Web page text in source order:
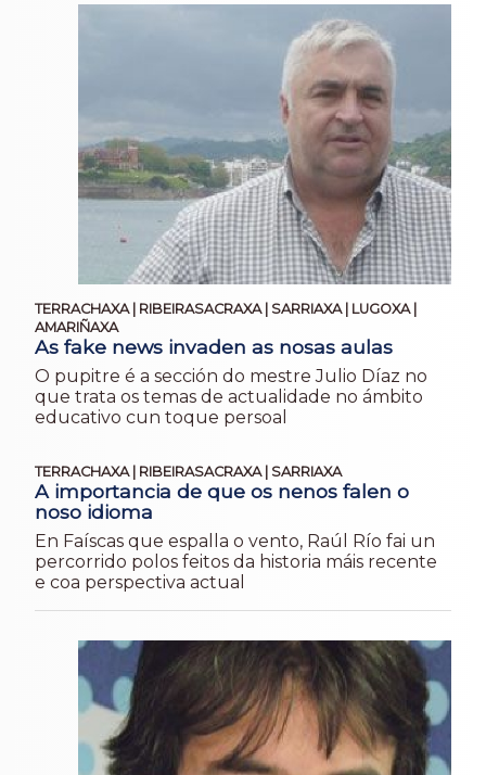
TERRACHAXA | RIBEIRASACRAXA | SARRIAXA | LUGOXA |
AMARIÑAXA
As fake news invaden as nosas aulas
O pupitre é a sección do mestre Julio Díaz no
que trata os temas de actualidade no ámbito
educativo cun toque persoal
TERRACHAXA | RIBEIRASACRAXA | SARRIAXA
A importancia de que os nenos falen o
noso idioma
En Faíscas que espalla o vento, Raúl Río fai un
percorrido polos feitos da historia máis recente
e coa perspectiva actual